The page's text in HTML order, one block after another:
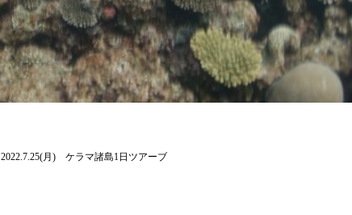
2022.7.25(月) ケラマ諸島1日ツアーブ